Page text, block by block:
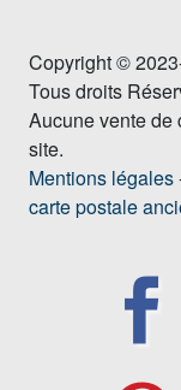
Copyright ©
Tous droits
Aucune vente de
site.
Mentions légales
carte postale